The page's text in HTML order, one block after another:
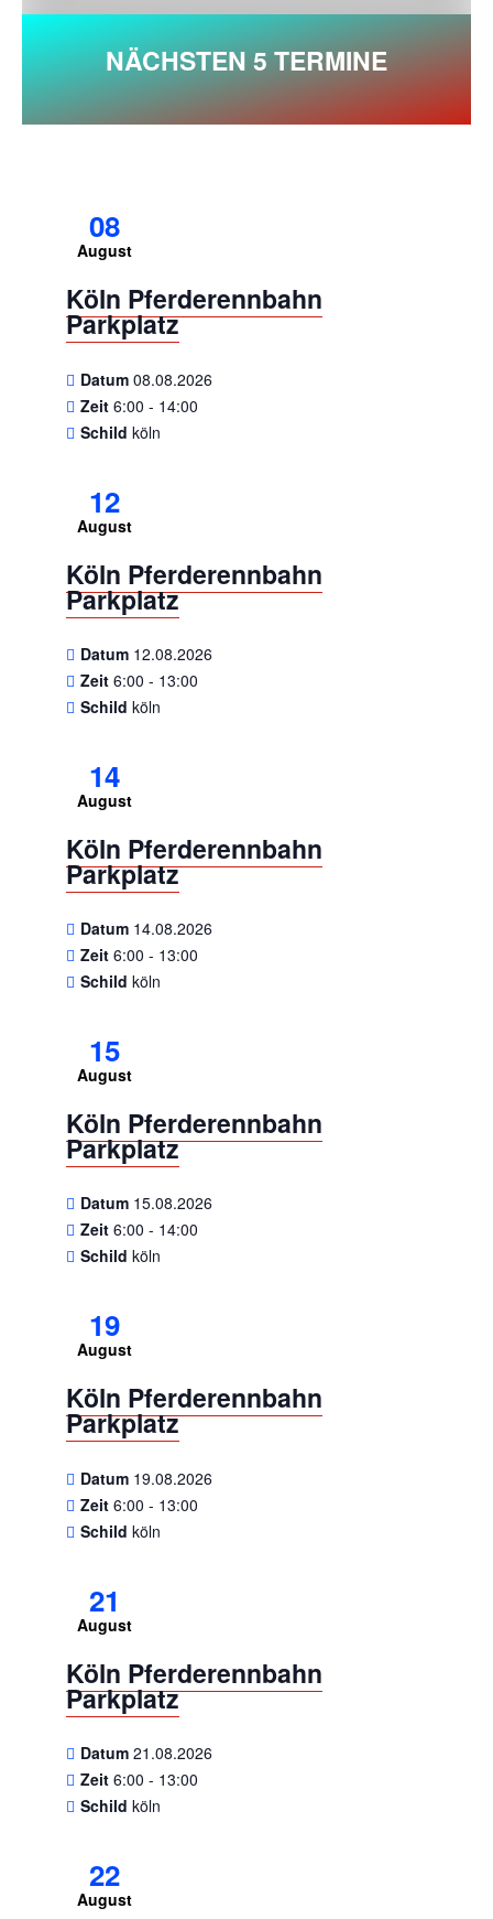
NÄCHSTEN 5 TERMINE
08
August
Köln Pferderennbahn
Parkplatz
Datum 08.08.2026
Zeit 6:00 - 14:00
Schild köln
12
August
Köln Pferderennbahn
Parkplatz
Datum 12.08.2026
Zeit 6:00 - 13:00
Schild köln
14
August
Köln Pferderennbahn
Parkplatz
Datum 14.08.2026
Zeit 6:00 - 13:00
Schild köln
15
August
Köln Pferderennbahn
Parkplatz
Datum 15.08.2026
Zeit 6:00 - 14:00
Schild köln
19
August
Köln Pferderennbahn
Parkplatz
Datum 19.08.2026
Zeit 6:00 - 13:00
Schild köln
21
August
Köln Pferderennbahn
Parkplatz
Datum 21.08.2026
Zeit 6:00 - 13:00
Schild köln
22
August